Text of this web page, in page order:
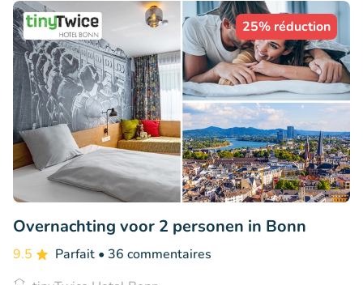
25% réduction
Overnachting voor 2 personen in Bonn
9.5 Parfait • 36 commentaires